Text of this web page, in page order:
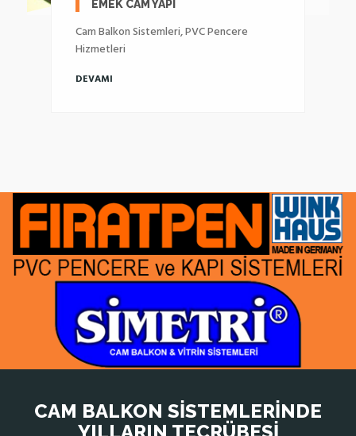
EMEK CAM YAPI
Cam Balkon Sistemleri, PVC Pencere
Hizmetleri
DEVAMI
CAM BALKON SISTEMLERINDE
YILLARIN TECRÜBESI